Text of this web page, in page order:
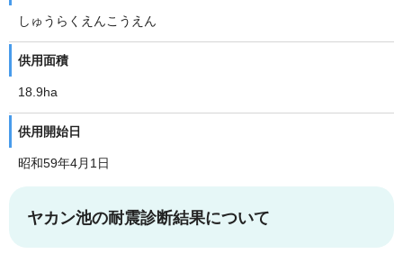
しゅうらくえんこうえん
供用面積
18.9ha
供用開始日
昭和59年4月1日
ヤカン池の耐震診断結果について